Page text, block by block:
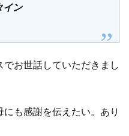
イン
お世話していただきまし
も感謝を伝えたい。あり